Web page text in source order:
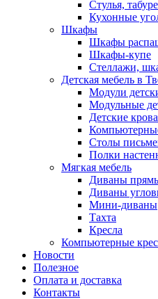
Стулья,
Кухонные
Шкафы
Шкафы
Шкафы-купе
Стеллажи,
Детская мебель в
Модули
Модульные
Детские
Столы
Полки
Мягкая мебель
Диваны
Диваны
Мини-диваны
Тахта
Кресла
Компьютерные
Новости
Полезное
Оплата и доставка
Контакты